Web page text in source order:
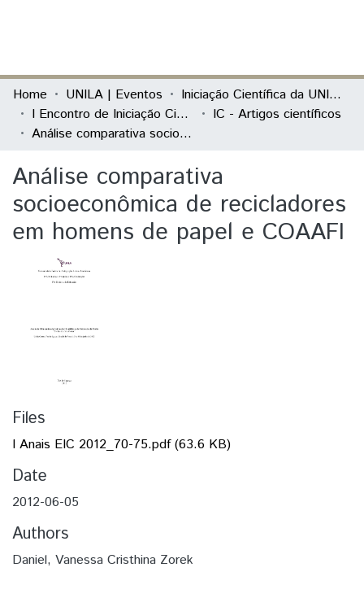
Communities & Collections
All of DSpace
Home UNILA | Eventos
Iniciação Científica da UNILA (IC)
I Encontro de Iniciação Científica e de Extensão da Unila "Conhecer e Transformar"
IC - Artigos científicos
Análise comparativa socioeconômica de recicladores em homens de papel e COAAFI
Análise comparativa
socioeconômica de recicladores
em homens de papel e COAAFI
Files
I Anais EIC 2012_70-75.pdf(63.6 KB)
Date
2012-06-05
Authors
Daniel, Vanessa Cristhina Zorek